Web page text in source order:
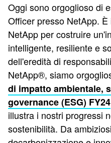
Oggi sono orgoglioso di
Officer presso NetApp.
NetApp per costruire
intelligente, resiliente e
dell'eredità di
NetApp®, siamo
di impatto ambientale,
governance (ESG) FY24
illustra i nostri progressi
sostenibilità. Da